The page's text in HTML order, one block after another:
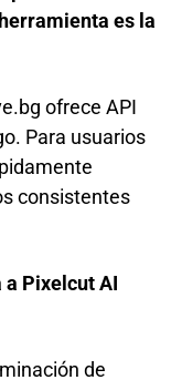
es la
ofrece API
Para usuarios
consistentes
Pixelcut AI
de